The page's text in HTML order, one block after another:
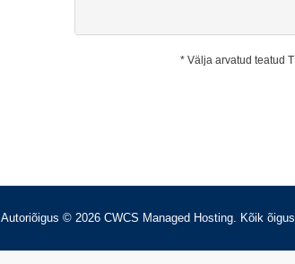
* Välja arvatud teatud
Autoriõigus © 2026 CWCS Managed Hosting. Kõik